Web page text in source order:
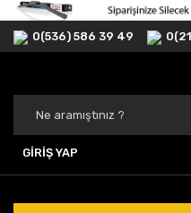
0(536) 586 39 49
GİRİŞ YAP